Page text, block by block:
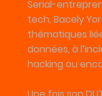
Serial-
tech, Bacely
thématiques
données, à
hacking ou